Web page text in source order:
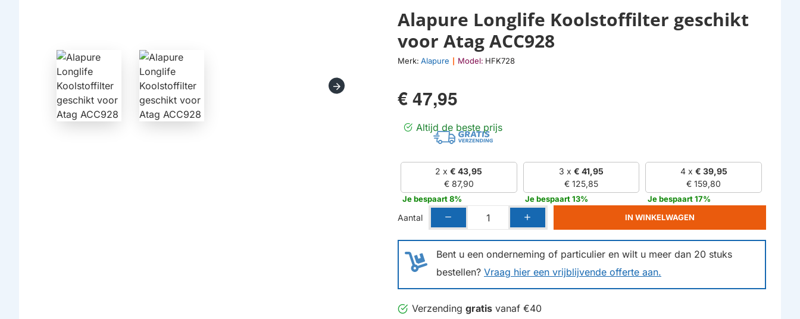
Alapure Longlife Koolstoffilter geschikt
voor Atag ACC928
Merk: Alapure Model: HFK728
€ 47,95
Altijd de beste prijs
2 x€ 43,95
€ 87,90
Je bespaart 8%
3 x € 41,95
€ 125,85
Je bespaart 13%
4 x € 39,95
€ 159,80
Je bespaart 17%
Bent u een onderneming of particulier en wilt u meer dan 20 stuks
bestellen? Vraag hier een vrijblijvende offerte aan.
Aantal IN WINKELWAGEN
Verzending gratis vanaf €40